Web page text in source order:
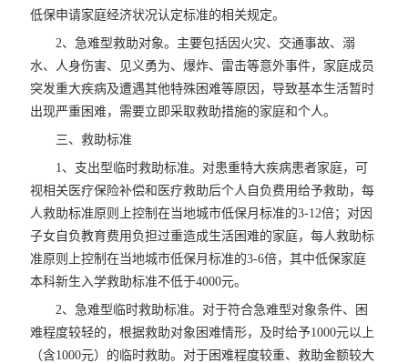
低保申请家庭经济状况认定标准的相关规定。
2、急难型救助对象。主要包括因火灾、交通事故、溺
水、人身伤害、见义勇为、爆炸、雷击等意外事件，家庭成员
突发重大疾病及遭遇其他特殊困难等原因，导致基本生活暂时
出现严重困难，需要立即采取救助措施的家庭和个人。
三、救助标准
1、支出型临时救助标准。对患重特大疾病患者家庭，可
视相关医疗保险补偿和医疗救助后个人自负费用给予救助，每
人救助标准原则上控制在当地城市低保月标准的3-12倍；对因
子女自负教育费用负担过重造成生活困难的家庭，每人救助标
准原则上控制在当地城市低保月标准的3-6倍，其中低保家庭
本科新生入学救助标准不低于4000元。
2、急难型临时救助标准。对于符合急难型对象条件、困
难程度较轻的，根据救助对象困难情形，及时给予1000元以上
（含1000元）的临时救助。对于困难程度较重、救助金额较大